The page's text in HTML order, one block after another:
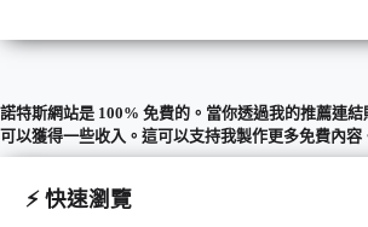
諾特斯網站是 100% 免費的。當你透過我的推薦連
可以獲得一些收入。這可以支持我製作更多免費內容
⚡ 快速瀏覽